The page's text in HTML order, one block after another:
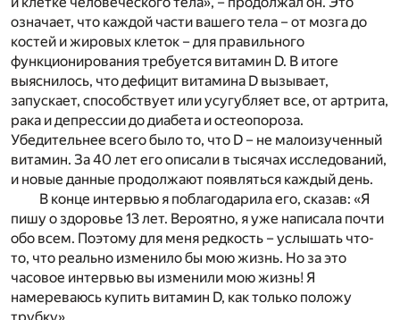
означает, что каждой части вашего тела – от мозга до
костей и жировых клеток – для правильного
функционирования требуется витамин D. В итоге
выяснилось, что дефицит витамина D вызывает,
запускает, способствует или усугубляет все, от артрита,
рака и депрессии до диабета и остеопороза.
Убедительнее всего было то, что D – не малоизученный
витамин. За 40 лет его описали в тысячах исследований,
и новые данные продолжают появляться каждый день.
В конце интервью я поблагодарила его, сказав: «Я
пишу о здоровье 13 лет. Вероятно, я уже написала почти
обо всем. Поэтому для меня редкость – услышать что-
то, что реально изменило бы мою жизнь. Но за это
часовое интервью вы изменили мою жизнь! Я
намереваюсь купить витамин D, как только положу